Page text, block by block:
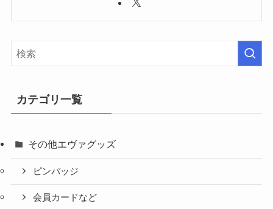
カテゴリ一覧
その他エヴァグッズ
ピンバッジ
会員カードなど